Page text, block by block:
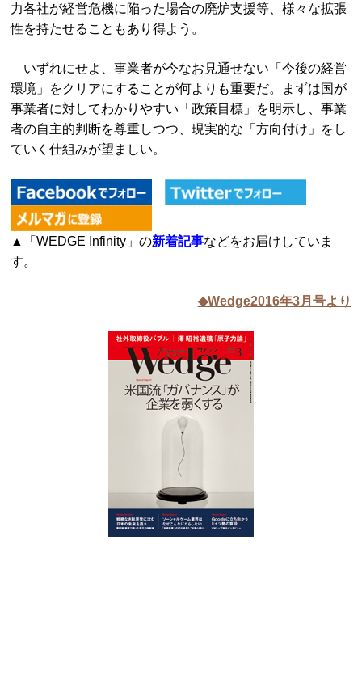
力各社が経営危機に陥った場合の廃炉支援等、様々な拡張
性を持たせることもあり得よう。
いずれにせよ、事業者が今なお見通せない「今後の経営
環境」をクリアにすることが何よりも重要だ。まずは国が
事業者に対してわかりやすい「政策目標」を明示し、事業
者の自主的判断を尊重しつつ、現実的な「方向付け」をし
ていく仕組みが望ましい。
▲「WEDGE Infinity」の新着記事などをお届けしていま
す。
◆Wedge2016年3月号より